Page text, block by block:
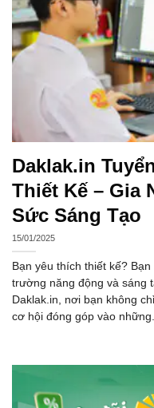
Daklak.in
Thiết Kế – Gia
Sức Sáng Tạo
15/01/2025
Bạn yêu thích thiết kế?
trường năng động và sáng
Daklak.in, nơi bạn không
cơ hội đóng góp vào